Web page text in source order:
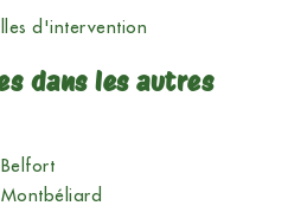
d'intervention
dans les autres